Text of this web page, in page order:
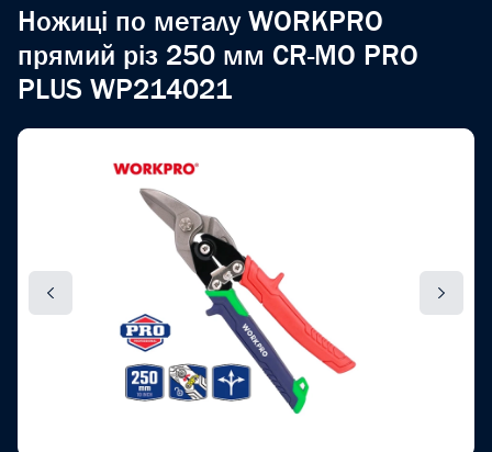
Ножиці по металу WORKPRO
прямий різ 250 мм CR-MO PRO
PLUS WP214021